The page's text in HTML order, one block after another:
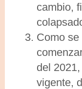
cambio,
Como
del
vigente,